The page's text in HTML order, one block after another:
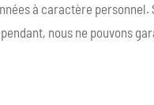
à caractère
nous ne pouvons